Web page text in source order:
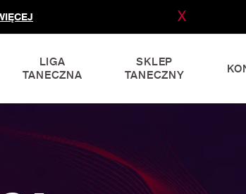
X
LIGA
TANECZNA
SKLEP
TANECZNY